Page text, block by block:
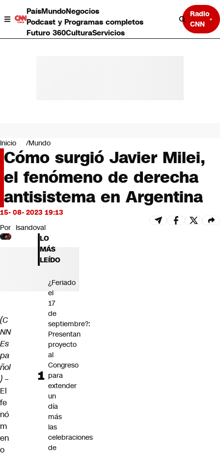
PaísMundoNegocios
Podcast y Programas completos
Futuro 360CulturaServicios
Radio
CNN
Negocios
Deportes
Programas completos
Cultura
Servicios
Bits
CNN tiempo
Futuro 360
Opinión
Inicio Mundo
Cómo surgió Javier Milei,
el fenómeno de derecha
antisistema en Argentina
15- 08- 2023 19:13
Por lsandoval
(C
NN
Es
pa
ñol
) –
El
fe
nó
m
en
o
LO
MÁS
LEÍDO
¿Feriado
el
17
de
septiembre?:
Presentan
proyecto
al
Congreso
para
extender
un
día
más
las
celebraciones
de